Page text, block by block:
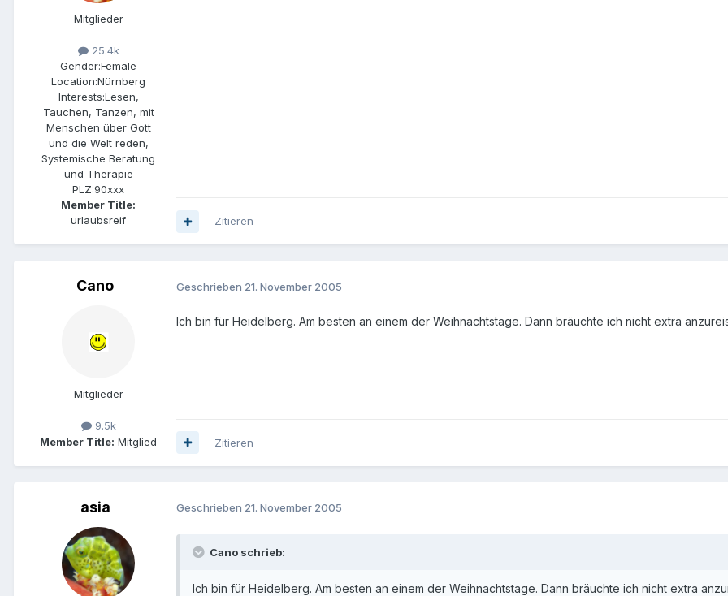
Mitglieder
25.4k
Gender:Female
Location:Nürnberg
Interests:Lesen,
Tauchen, Tanzen, mit
Menschen über Gott
und die Welt reden,
Systemische Beratung
und Therapie
PLZ:90xxx
Member Title:
urlaubsreif
Zitieren
Cano
Mitglieder
9.5k
Member Title: Mitglied
Geschrieben 21. November 2005
Ich bin für Heidelberg. Am besten an einem der Weihnachtstage. Dann bräuchte ich nicht extra
Zitieren
asia Geschrieben 21. November 2005
Cano schrieb:
Ich bin für Heidelberg. Am besten an einem der Weihnachtstage. Dann bräuchte ich nicht extra